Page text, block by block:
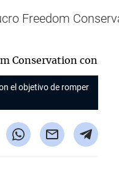
Freedom
el objetivo de romper